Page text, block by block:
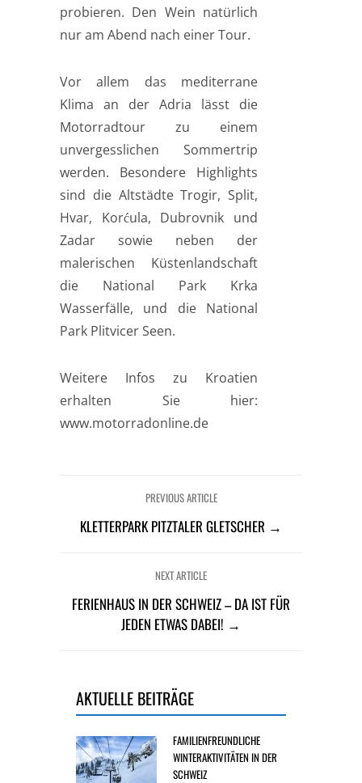
probieren. Den Wein natürlich
nur am Abend nach einer Tour.
Vor allem das mediterrane
Klima an der Adria lässt die
Motorradtour zu einem
unvergesslichen Sommertrip
werden. Besondere Highlights
sind die Altstädte Trogir, Split,
Hvar, Korćula, Dubrovnik und
Zadar sowie neben der
malerischen Küstenlandschaft
die National Park Krka
Wasserfälle, und die National
Park Plitvicer Seen.
Weitere Infos zu Kroatien
erhalten Sie hier:
www.motorradonline.de
PREVIOUS ARTICLE
KLETTERPARK PITZTALER GLETSCHER →
NEXT ARTICLE
FERIENHAUS IN DER SCHWEIZ – DA IST FÜR
JEDEN ETWAS DABEI! →
AKTUELLE BEITRÄGE
FAMILIENFREUNDLICHE
WINTERAKTIVITÄTEN IN DER
SCHWEIZ